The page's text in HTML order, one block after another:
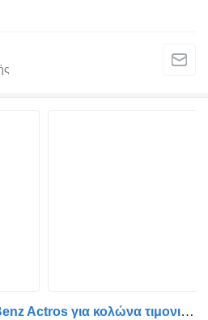
Τράκτορας Mercedes-Benz Actros για κολώνα τιμονιού A9614606600